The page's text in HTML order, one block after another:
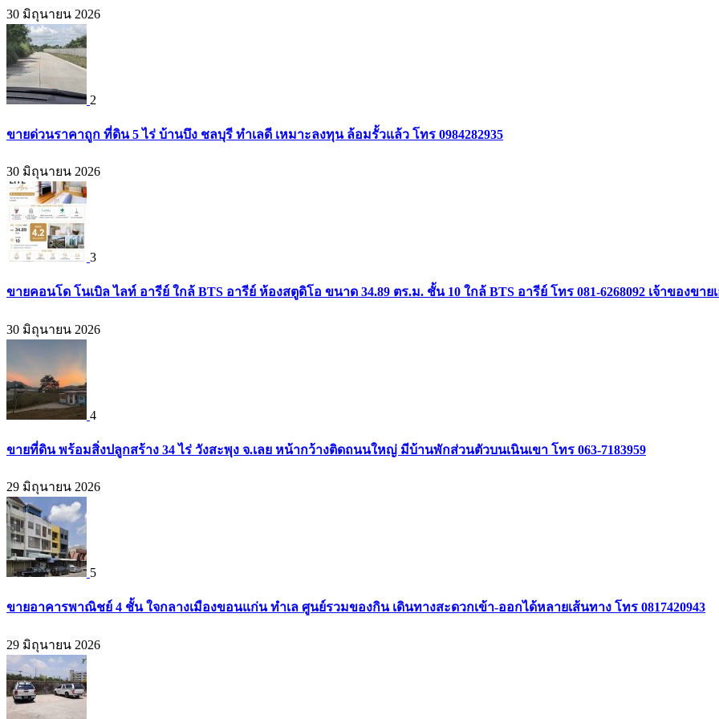
30 มิถุนายน 2026
2
ขายด่วนราคาถูก ที่ดิน 5 ไร่ บ้านบึง ชลบุรี ทำเลดี เหมาะลงทุน ล้อมรั้วแล้ว โทร 0984282935
30 มิถุนายน 2026
3
ขายคอนโด โนเบิล ไลท์ อารีย์ ใกล้ BTS อารีย์ ห้องสตูดิโอ ขนาด 34.89 ตร.ม. ชั้น 10 ใกล้ BTS อารีย์ โทร 081-6268092 เจ้าของขาย
30 มิถุนายน 2026
4
ขายที่ดิน พร้อมสิ่งปลูกสร้าง 34 ไร่ วังสะพุง จ.เลย หน้ากว้างติดถนนใหญ่ มีบ้านพักส่วนตัวบนเนินเขา โทร 063-7183959
29 มิถุนายน 2026
5
ขายอาคารพาณิชย์ 4 ชั้น ใจกลางเมืองขอนแก่น ทำเล ศูนย์รวมของกิน เดินทางสะดวกเข้า-ออกได้หลายเส้นทาง โทร 0817420943
29 มิถุนายน 2026